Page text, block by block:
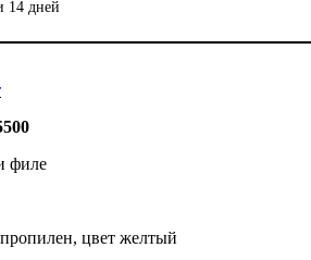
14 дней
филе
цвет желтый